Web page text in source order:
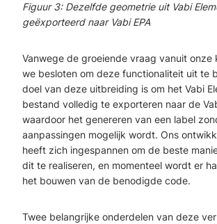
Figuur 3: Dezelfde geometrie uit Vabi
geëxporteerd naar Vabi EPA
Vanwege de groeiende vraag vanuit onze
we besloten om deze functionaliteit uit te
doel van deze uitbreiding is om het Vabi
bestand volledig te exporteren naar de
waardoor het genereren van een label
aanpassingen mogelijk wordt. Ons
heeft zich ingespannen om de beste
dit te realiseren, en momenteel wordt er
het bouwen van de benodigde code.
Twee belangrijke onderdelen van deze